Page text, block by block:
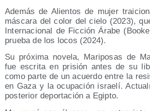
Ade­más de Alien­tos de mujer
más­ca­ra del color del cie­lo (2023),
Inter­na­cio­nal de Fic­ción Ára­be
prue­ba de los locos (2024).
Su pró­xi­ma nove­la, Mari­po­sas de
fue escri­ta en pri­sión antes de su
como par­te de un acuer­do entre la
en Gaza y la ocu­pa­ción israe­lí.
pos­te­rior depor­ta­ción a Egipto.